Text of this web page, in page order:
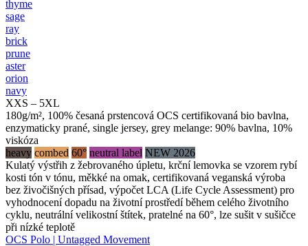
thyme
sage
ray
brick
prune
aster
orion
navy
XXS – 5XL
180g/m², 100% česaná prstencová OCS certifikovaná bio bavlna,
enzymaticky prané, single jersey, grey melange: 90% bavlna, 10%
viskóza
heavy combed 60° neutral label NEW 2026
Kulatý výstřih z žebrovaného úpletu, krční lemovka se vzorem rybí
kosti tón v tónu, měkké na omak, certifikovaná veganská výroba
bez živočišných přísad, výpočet LCA (Life Cycle Assessment) pro
vyhodnocení dopadu na životní prostředí během celého životního
cyklu, neutrální velikostní štítek, pratelné na 60°, lze sušit v sušičce
při nízké teplotě
OCS Polo | Untagged Movement